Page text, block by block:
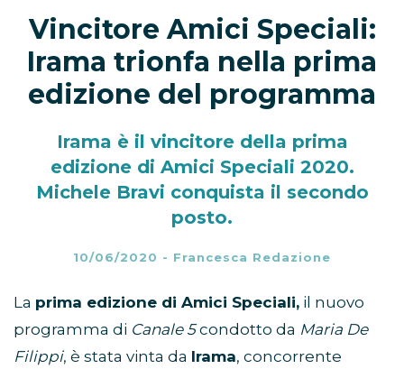
Vincitore Amici Speciali:
Irama trionfa nella prima
edizione del programma
Irama è il vincitore della prima
edizione di Amici Speciali 2020.
Michele Bravi conquista il secondo
posto.
10/06/2020 - Francesca Redazione
La prima edizione di Amici Speciali, il nuovo
programma di Canale 5condotto da Maria De
Filippi, è stata vinta da Irama, concorrente